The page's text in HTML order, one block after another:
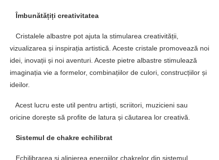
Îmbunătățiți creativitatea
Cristalele albastre pot ajuta la stimularea creativității,
vizualizarea și inspirația artistică. Aceste cristale promovează noi
idei, inovații și noi aventuri. Aceste pietre albastre stimulează
imaginația vie a formelor, combinațiilor de culori, construcțiilor și
ideilor.
Acest lucru este util pentru artiști, scriitori, muzicieni sau
oricine dorește să profite de latura și căutarea lor creativă.
Sistemul de chakre echilibrat
Echilibrarea și alinierea energiilor chakrelor din sistemul